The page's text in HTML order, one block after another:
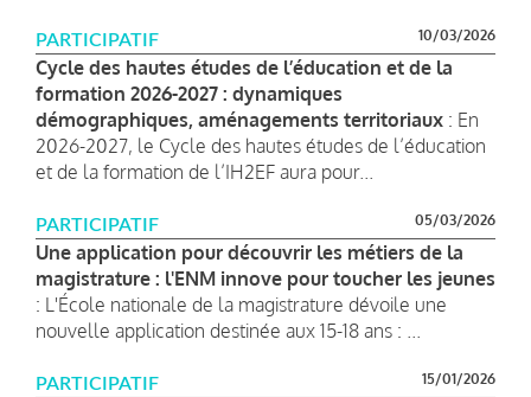
PARTICIPATIF 10/03/2026
Cycle des hautes études de l’éducation et de la
formation 2026-2027 : dynamiques
démographiques, aménagements territoriaux : En
2026-2027, le Cycle des hautes études de l’éducation
et de la formation de l’IH2EF aura pour...
PARTICIPATIF 05/03/2026
Une application pour découvrir les métiers de la
magistrature : l'ENM innove pour toucher les jeunes
: L'École nationale de la magistrature dévoile une
nouvelle application destinée aux 15-18 ans : ...
PARTICIPATIF 15/01/2026